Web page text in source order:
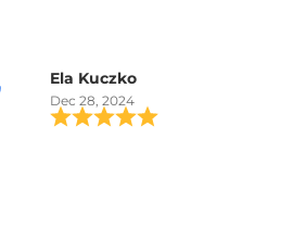
Ela Kuczko
Dec 28, 2024